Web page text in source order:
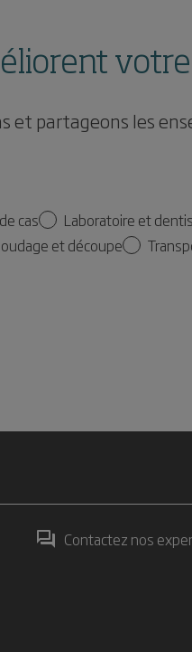
et partageons les
cas Laboratoire et
et découpe
Contactez nos